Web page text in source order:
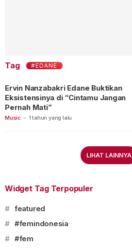
Tag #EDANE
Music - 1 tahun yang lalu
Ervin Nanzabakri Edane Buktikan
Eksistensinya di “Cintamu Jangan
Pernah Mati”
LIHAT LAINNYA
Widget Tag Terpopuler
# featured
# #femindonesia
# #fem